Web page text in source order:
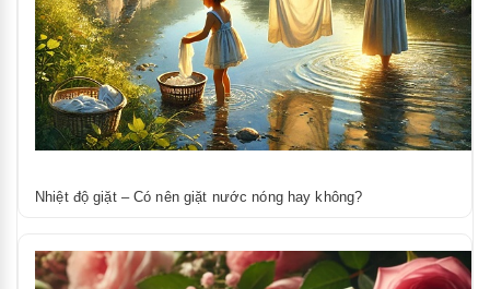
Nhiệt độ giặt – Có nên giặt nước nóng hay không?